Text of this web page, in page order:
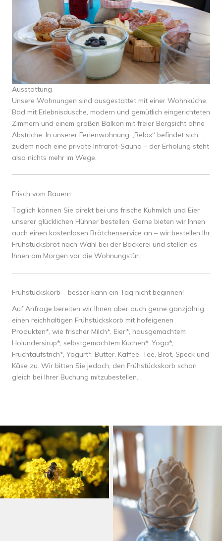
Ausstattung
Unsere Wohnungen sind ausgestattet mit einer Wohnküche,
Bad mit Erlebnisdusche, modern und gemütlich eingerichteten
Zimmern und einem großen Balkon mit freier Bergsicht ohne
Abstriche. In unserer Ferienwohnung „Relax“ befindet sich
zudem noch eine private Infrarot-Sauna – der Erholung steht
also nichts mehr im Wege.
Frisch vom Bauern
Täglich können Sie direkt bei uns frische Kuhmilch und Eier
unserer glücklichen Hühner bestellen. Gerne bieten wir Ihnen
auch einen kostenlosen Brötchenservice an – wir bestellen Ihr
Frühstücksbrot nach Wahl bei der Bäckerei und stellen es
Ihnen am Morgen vor die Wohnungstür.
Frühstückskorb – besser kann ein Tag nicht beginnen!
Auf Anfrage bereiten wir Ihnen aber auch gerne ganzjährig
einen reichhaltigen Frühstückskorb mit hofeigenen
Produkten*, wie frischer Milch*, Eier*, hausgemachtem
Holundersirup*, selbstgemachtem Kuchen*, Yoga*,
Fruchtaufstrich*, Yogurt*, Butter, Kaffee, Tee, Brot, Speck und
Käse zu. Wir bitten Sie jedoch, den Frühstückskorb schon
gleich bei Ihrer Buchung mitzubestellen.